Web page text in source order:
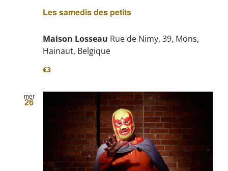
Les samedis des petits
Maison Losseau Rue de Nimy, 39, Mons,
Hainaut, Belgique
€3
mer
26